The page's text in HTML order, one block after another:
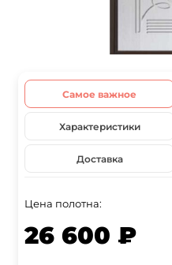
Самое важное
Характеристики
Доставка
Цена полотна:
26 600 ₽